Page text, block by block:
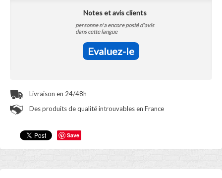
Save
Notes et avis clients
personne n'a encore posté d'avis
dans cette langue
Evaluez-le
Livraison en 24/48h
Des produits de qualité introuvables en France